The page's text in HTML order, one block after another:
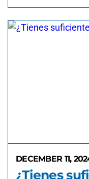
DECEMBER 11,
¿Tienes